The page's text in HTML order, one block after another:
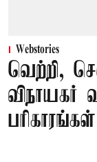
Webstories
வெற்றி,
விநாயகர்